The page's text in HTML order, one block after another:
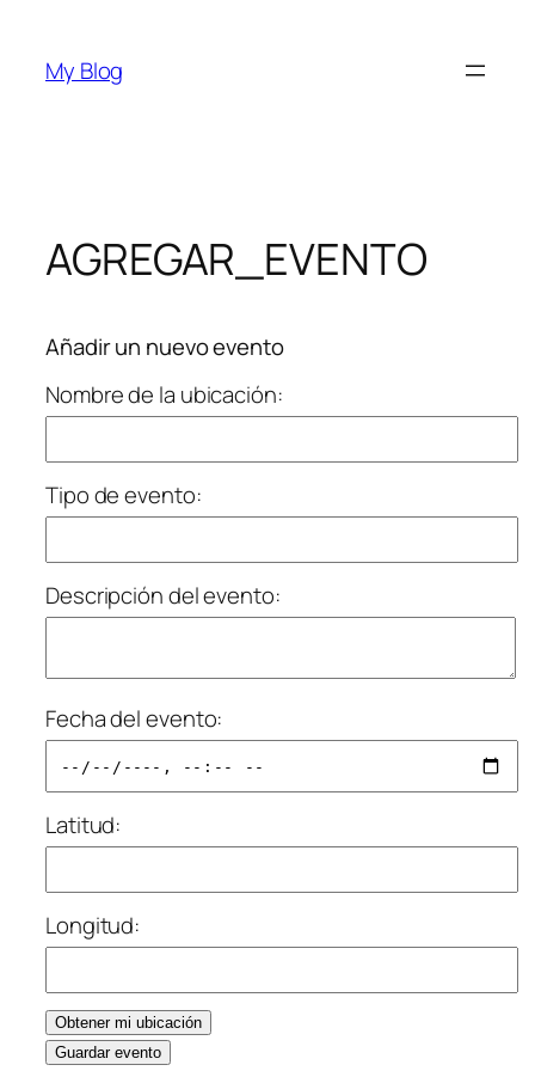
contenido
My Blog
AGREGAR_EVENTO
Añadir un nuevo evento
Nombre de la ubicación:
Tipo de evento:
Descripción del evento:
Fecha del evento:
Latitud:
Longitud:
Obtener mi ubicación
Guardar evento